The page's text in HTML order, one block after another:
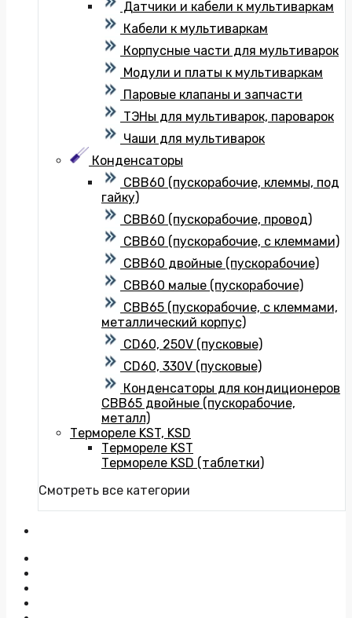
Датчики и кабели к мультиваркам
Кабели к мультиваркам
Корпусные части для мультиварок
Модули и платы к мультиваркам
Паровые клапаны и запчасти
ТЭНы для мультиварок, пароварок
Чаши для мультиварок
Конденсаторы
CBB60 (пускорабочие, клеммы, под
гайку)
CBB60 (пускорабочие, провод)
CBB60 (пускорабочие, с клеммами)
CBB60 двойные (пускорабочие)
CBB60 малые (пускорабочие)
CBB65 (пускорабочие, с клеммами,
металлический корпус)
CD60, 250V (пусковые)
CD60, 330V (пусковые)
Конденсаторы для кондиционеров
CBB65 двойные (пускорабочие,
металл)
Термореле KST, KSD
Термореле KST
Термореле KSD (таблетки)
Смотреть все категории